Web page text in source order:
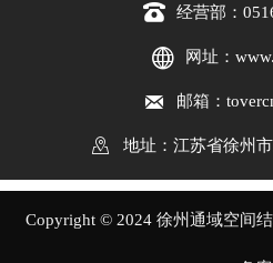
 经营部：
 网址：
 邮箱：
 地址：江苏省徐州
Copyright © 2024 徐州通域空间